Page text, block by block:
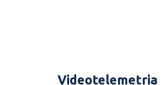
Videotelemetria